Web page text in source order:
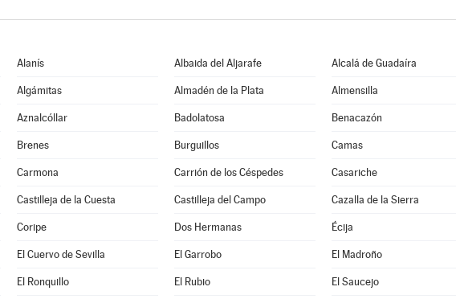
Alanís Albaida del Aljarafe Alcalá de Guadaíra
Algámitas Almadén de la Plata Almensilla
Aznalcóllar Badolatosa Benacazón
Brenes Burguillos Camas
Carmona Carrión de los Céspedes Casariche
Castilleja de la Cuesta Castilleja del Campo Cazalla de la Sierra
Coripe Dos Hermanas Écija
El Cuervo de Sevilla El Garrobo El Madroño
El Ronquillo El Rubio El Saucejo